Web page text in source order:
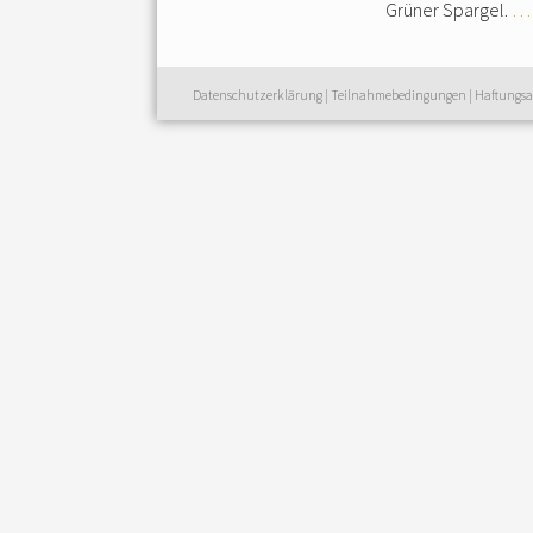
Grüner Spargel.
Datenschutzerklärung | Teilnahmebedingungen |